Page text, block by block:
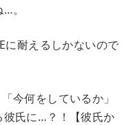
。
に耐えるしかないので
今何をしているか」
彼氏に…？！【彼氏か